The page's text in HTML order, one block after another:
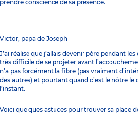
prendre conscience de sa présence.
Victor, papa de Joseph
J’ai réalisé que j’allais devenir père pendant les
très difficile de se projeter avant
n’a pas forcément la fibre (pas vraiment
des autres) et pourtant quand c’est le nôtre le
l’instant.
Voici quelques astuces pour trouver sa place